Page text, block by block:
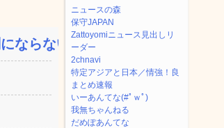
ならない罪...
ニュースの森
保守JAPAN
Zattoyomiニュース見出しリ
ーダー
2chnavi
特定アジアと日本／情強！良
まとめ速報
いーあんてな(#ﾟｗﾟ)
我無ちゃんねる
だめぽあんてな